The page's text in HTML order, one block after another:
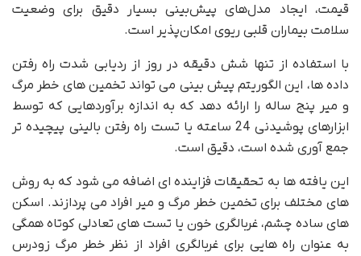
قیمت، ایجاد مدل‌های پیش‌بینی بسیار دقیق برای وضعیت
سلامت بیماران قلبی ریوی امکان‌پذیر است.
با استفاده از تنها شش دقیقه در روز از ردیابی شدت راه رفتن
داده ها، این الگوریتم پیش بینی می تواند تخمین های خطر مرگ
و میر پنج ساله را ارائه دهد که به اندازه برآوردهایی که توسط
ابزارهای پوشیدنی 24 ساعته یا تست راه رفتن بالینی پیچیده تر
جمع آوری شده است، دقیق است.
این یافته ها به تحقیقات فزاینده ای اضافه می شود که به روش
های مختلف برای تخمین خطر مرگ و میر افراد می پردازند. اسکن
های ساده چشم، غربالگری خون یا تست های تعادلی کوتاه همگی
به عنوان راه هایی برای غربالگری افراد از نظر خطر مرگ زودرس